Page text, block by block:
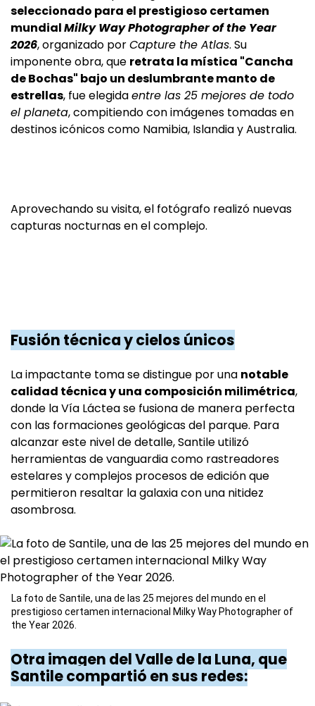
seleccionado para el prestigioso certamen
mundialMilky Way Photographer of the Year
2026, organizado porCapture the Atlas. Su
imponente obra, que retrata la mística "Cancha
de Bochas" bajo un deslumbrante manto de
estrellas, fue elegidaentre las 25 mejores de todo
el planeta, compitiendo con imágenes tomadas en
destinos icónicos como Namibia, Islandia y Australia.
Aprovechando su visita, el fotógrafo realizó nuevas
capturas nocturnas en el complejo.
Fusión técnica y cielos únicos
La impactante toma se distingue por una notable
calidad técnica y una composición milimétrica,
donde la Vía Láctea se fusiona de manera perfecta
con las formaciones geológicas del parque. Para
alcanzar este nivel de detalle, Santile utilizó
herramientas de vanguardia como rastreadores
estelares y complejos procesos de edición que
permitieron resaltar la galaxia con una nitidez
asombrosa.
La foto de Santile, una de las 25 mejores del mundo en el
prestigioso certamen internacional Milky Way Photographer of
the Year 2026.
Otra imagen del Valle de la Luna, que
Santile compartió en sus redes: